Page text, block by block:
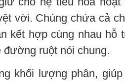
vời. Chúng chứa cả
kết hợp cùng nhau hỗ
ruột nói chung.
khối lượng phân,